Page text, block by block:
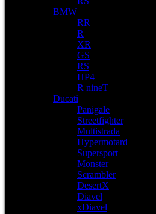
BMW
RR
R
XR
GS
RS
HP4
R nineT
Ducati
Panigale
Streetfighter
Multistrada
Hypermotard
Supersport
Monster
Scrambler
DesertX
Diavel
xDiavel